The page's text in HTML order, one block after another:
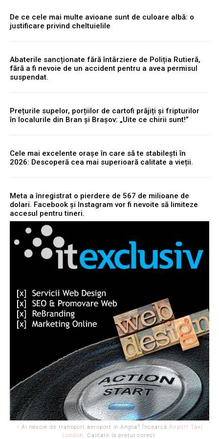
De ce cele mai multe avioane sunt de culoare albă: o
justificare privind cheltuielile
Abaterile sancționate fără întârziere de Poliția Rutieră,
fără a fi nevoie de un accident pentru a avea permisul
suspendat.
Prețurile supelor, porțiilor de cartofi prăjiți și fripturilor
în localurile din Bran și Brașov: „Uite ce chirii sunt!”
Cele mai excelente orașe în care să te stabilești în
2026: Descoperă cea mai superioară calitate a vieții.
Meta a înregistrat o pierdere de 567 de milioane de
dolari. Facebook și Instagram vor fi nevoite să limiteze
accesul pentru tineri.
- Ai nevoie de transport aeroport in Anglia? Încearcă Airport Taxi
London . Calitate la prețul corect.